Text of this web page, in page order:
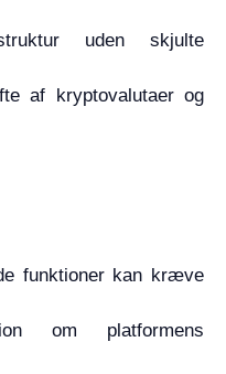
uden skjulte
af kryptovalutaer og
funktioner kan kræve
om platformens